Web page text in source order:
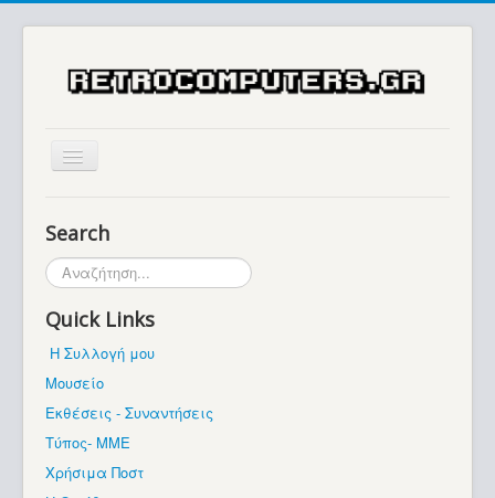
Μουσείο
Search
Αναζήτηση...
Quick Links
Η Συλλογή μου
Μουσείο
Εκθέσεις - Συναντήσεις
Τύπος- ΜΜΕ
Χρήσιμα Ποστ